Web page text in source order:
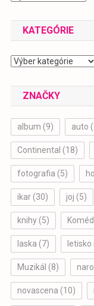
KATEGÓRIE
Kategórie
ZNAČKY
album (9) auto
Continental (18)
fotografia (5)
ikar(30) joj (5)
knihy(5)
laska (7) letisko
Muzikál (8)
novascena (10)